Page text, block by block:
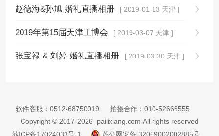
赵德海&孙旭 婚礼直播相册 [ 2019-01-13 天津 ]
2019年第15届天津工博会 [ 2019-03-07 天津 ]
张宝禄 & 刘婷 婚礼直播相册 [ 2019-03-30 天津 ]
软件客服： 0512-68750019 拍摄合作： 010-52666555
Copyright © 2017-2026 pailixiang.com All rights reserved
苏ICP备17024033号-1
苏公网安备 32059002002885号